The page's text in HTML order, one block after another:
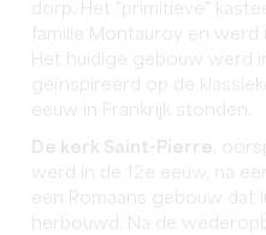
dorp. Het "primitieve"
familie Montauroy en
Het huidige gebouw werd
geïnspireerd op de
eeuw in Frankrijk stonden.
De kerk Saint-Pierre ,
werd in de 12e eeuw, na
een Romaans gebouw dat
herbouwd. Na de